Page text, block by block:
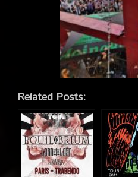
Related Posts: